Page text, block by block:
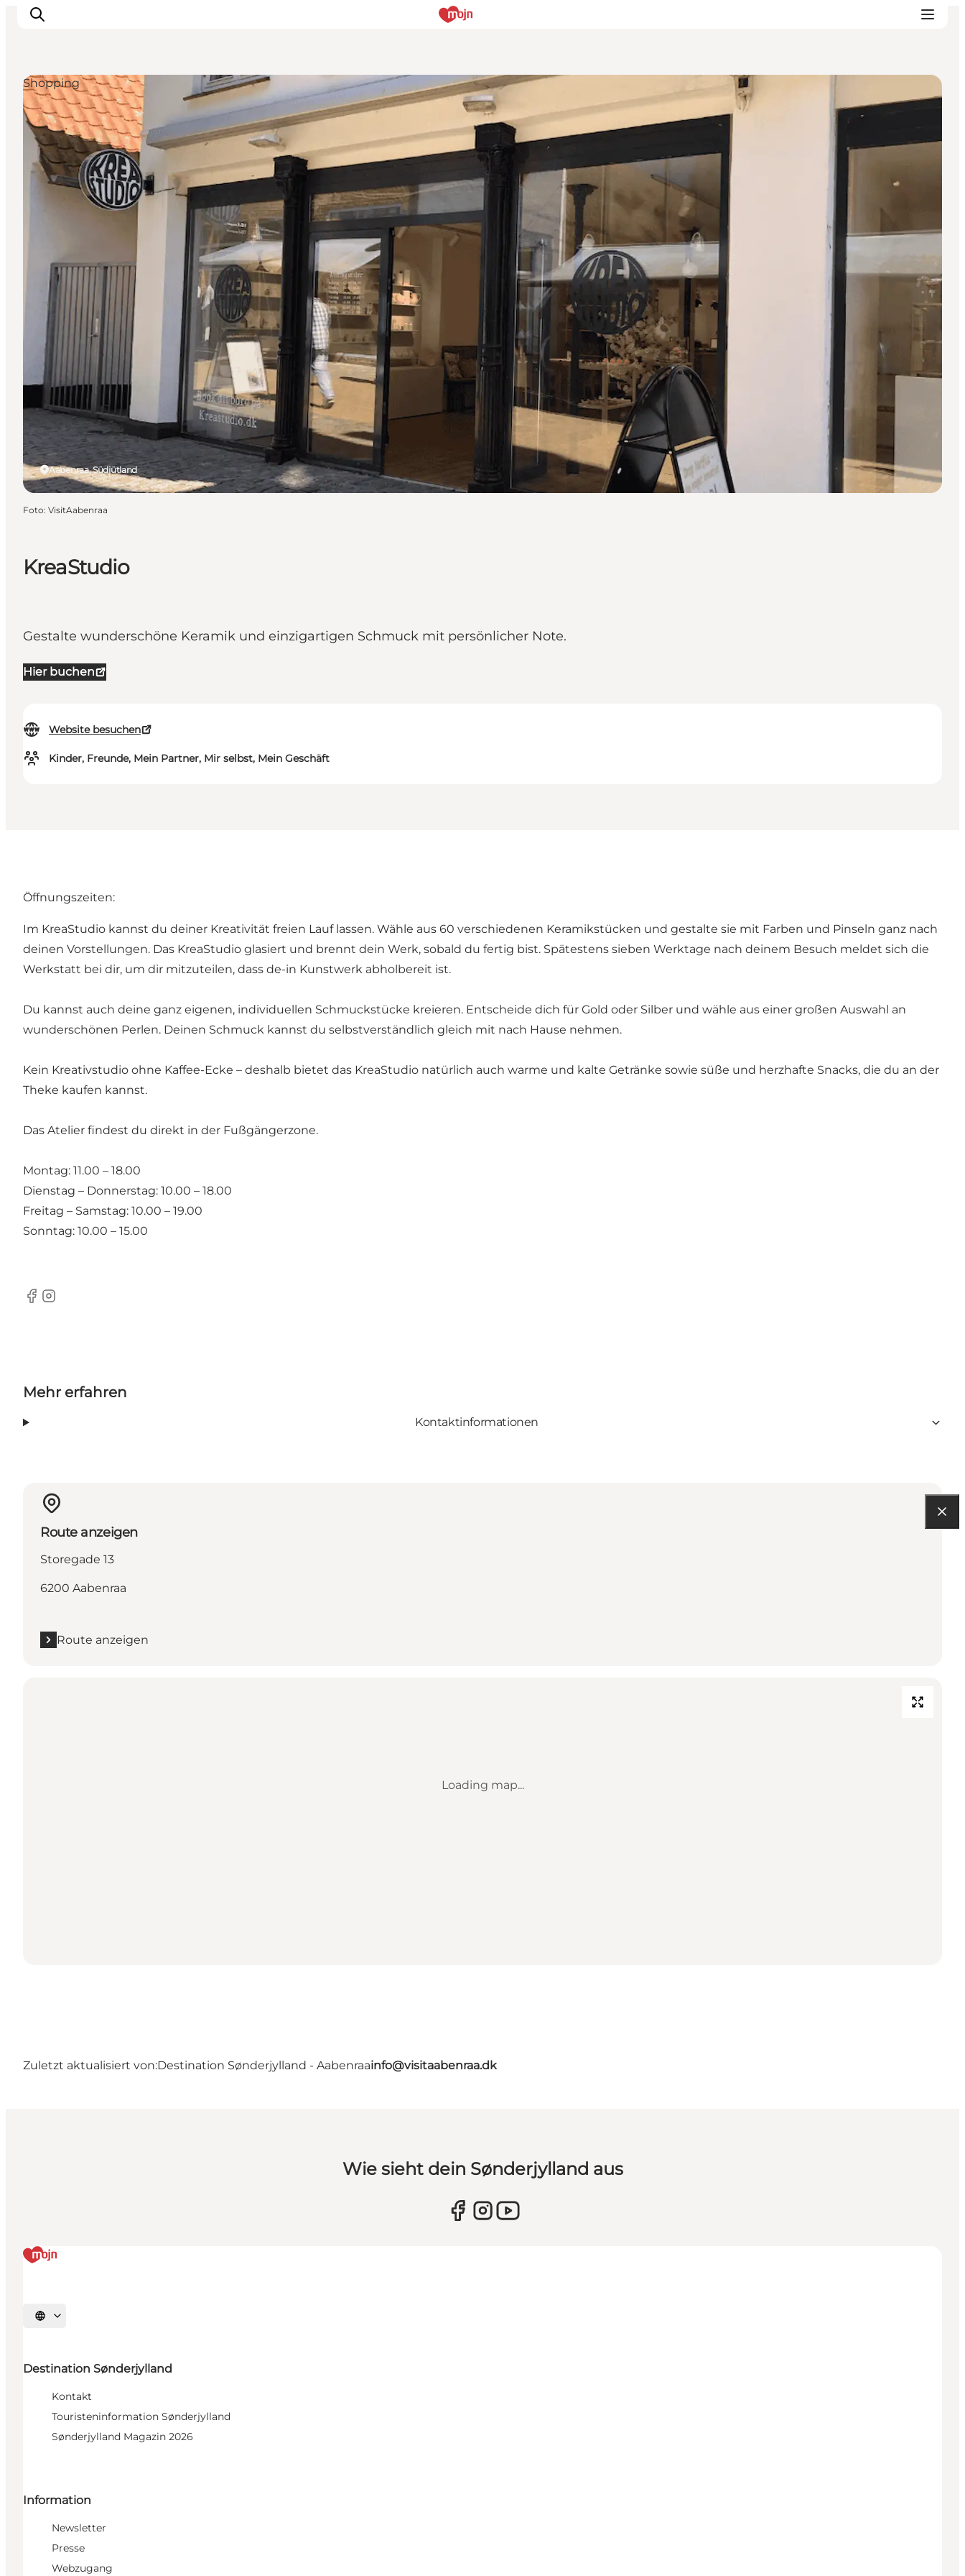
Erlebnisse
Städte und Regionen
Events
Übernachtung
Plane deine Reise
KreaStudio
Gestalte wunderschöne Keramik und einzigartigen Schmuck mit persönlicher Note.
Hier buchen
Website besuchen
Kinder, Freunde, Mein Partner, Mir selbst, Mein Geschäft
Aabenraa, Südjütland
Shopping
Foto: VisitAabenraa
Öffnungszeiten:
Im KreaStudio kannst du deiner Kreativität freien Lauf lassen. Wähle aus 60 verschiedenen Keramikstücken und gestalte sie mit Farben und Pinseln ganz nach
deinen Vorstellungen. Das KreaStudio glasiert und brennt dein Werk, sobald du fertig bist. Spätestens sieben Werktage nach deinem Besuch meldet sich die
Werkstatt bei dir, um dir mitzuteilen, dass de-in Kunstwerk abholbereit ist.
Du kannst auch deine ganz eigenen, individuellen Schmuckstücke kreieren. Entscheide dich für Gold oder Silber und wähle aus einer großen Auswahl an
wunderschönen Perlen. Deinen Schmuck kannst du selbstverständlich gleich mit nach Hause nehmen.
Kein Kreativstudio ohne Kaffee-Ecke – deshalb bietet das KreaStudio natürlich auch warme und kalte Getränke sowie süße und herzhafte Snacks, die du an der
Theke kaufen kannst.
Das Atelier findest du direkt in der Fußgängerzone.
Montag: 11.00 – 18.00
Dienstag – Donnerstag: 10.00 – 18.00
Freitag – Samstag: 10.00 – 19.00
Sonntag: 10.00 – 15.00
Facebook
Instagram
Mehr erfahren
Kontaktinformationen
Route anzeigen
Storegade 13
6200 Aabenraa
Route anzeigen
Loading map...
Zuletzt aktualisiert von:Destination Sønderjylland - Aabenraainfo@visitaabenraa.dk
Wie sieht dein Sønderjylland aus
Sprache auswählen
Destination Sønderjylland
Kontakt
Touristeninformation Sønderjylland
Sønderjylland Magazin 2026
Information
Newsletter
Presse
Webzugang